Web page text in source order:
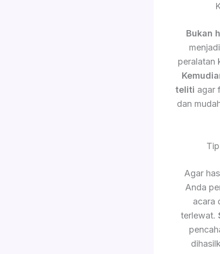
Bukan
peralatan
teliti agar
dan
Agar
Anda
acara
terlewat.